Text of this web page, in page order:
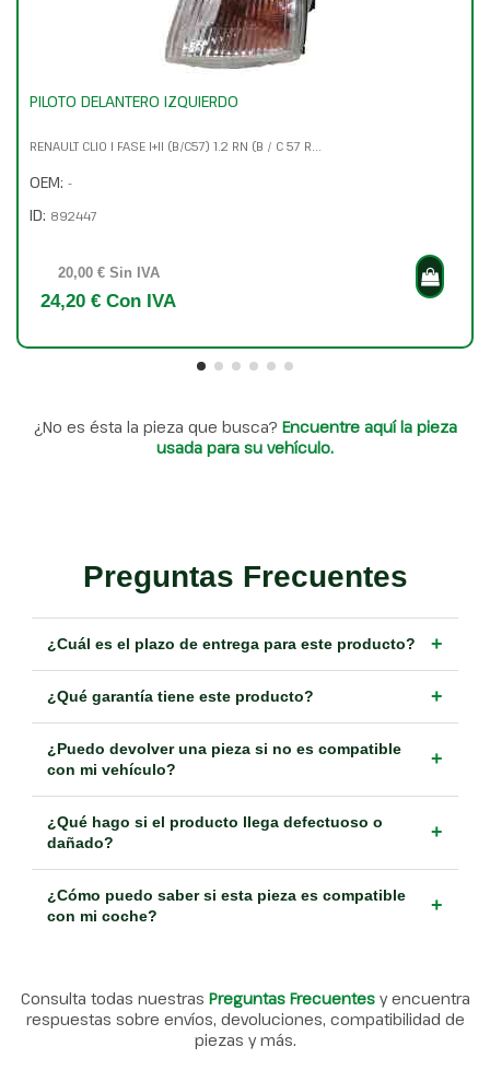
PILOTO DELANTERO IZQUIERDO
RENAULT CLIO I FASE I+II (B/C57) 1.2 RN (B / C 57 R...
OEM: -
ID: 892447
20,00 € Sin IVA
24,20 € Con IVA
¿No es ésta la pieza que busca? Encuentre aquí la pieza
usada para su vehículo.
Preguntas Frecuentes
¿Cuál es el plazo de entrega para este producto? +
¿Qué garantía tiene este producto? +
¿Puedo devolver una pieza si no es compatible
con mi vehículo?
+
¿Qué hago si el producto llega defectuoso o
dañado?
+
¿Cómo puedo saber si esta pieza es compatible
con mi coche?
+
Consulta todas nuestras Preguntas Frecuentes y encuentra
respuestas sobre envíos, devoluciones, compatibilidad de
piezas y más.